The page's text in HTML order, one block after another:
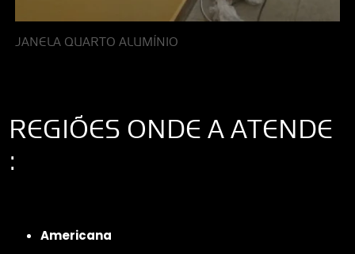
JANELA QUARTO ALUMÍNIO
REGIÕES ONDE A ATENDE
:
Americana